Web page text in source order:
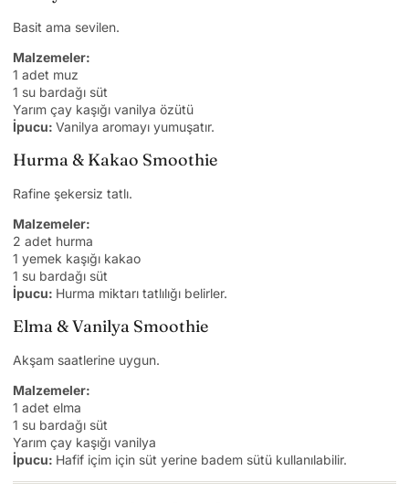
Basit ama sevilen.
Malzemeler:
1 adet muz
1 su bardağı süt
Yarım çay kaşığı vanilya özütü
İpucu: Vanilya aromayı yumuşatır.
Hurma & Kakao Smoothie
Rafine şekersiz tatlı.
Malzemeler:
2 adet hurma
1 yemek kaşığı kakao
1 su bardağı süt
İpucu: Hurma miktarı tatlılığı belirler.
Elma & Vanilya Smoothie
Akşam saatlerine uygun.
Malzemeler:
1 adet elma
1 su bardağı süt
Yarım çay kaşığı vanilya
İpucu: Hafif içim için süt yerine badem sütü kullanılabilir.